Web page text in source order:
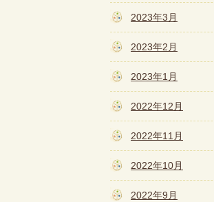
2023年3月
2023年2月
2023年1月
2022年12月
2022年11月
2022年10月
2022年9月